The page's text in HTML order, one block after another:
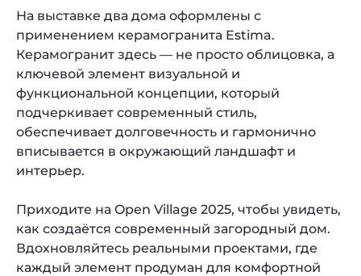
На выставке два дома оформлены с
применением керамогранита Estima.
Керамогранит здесь — не просто облицовка, а
ключевой элемент визуальной и
функциональной концепции, который
подчеркивает современный стиль,
обеспечивает долговечность и гармонично
вписывается в окружающий ландшафт и
интерьер.
Приходите на Open Village 2025, чтобы увидеть,
как создаётся современный загородный дом.
Вдохновляйтесь реальными проектами, где
каждый элемент продуман для комфортной